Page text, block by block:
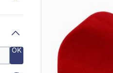
OK